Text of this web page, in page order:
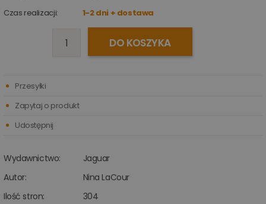
Czas realizacji:
1-2 dni + dostawa
DO KOSZYKA
Wydawnictwo:
Jaguar
Autor:
Nina LaCour
Ilość stron:
304
Przesyłki
Zapytaj o produkt
Udostępnij